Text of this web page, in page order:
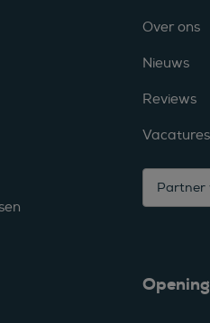
Over ons
Nieuws
Reviews
Vacatures
Partner